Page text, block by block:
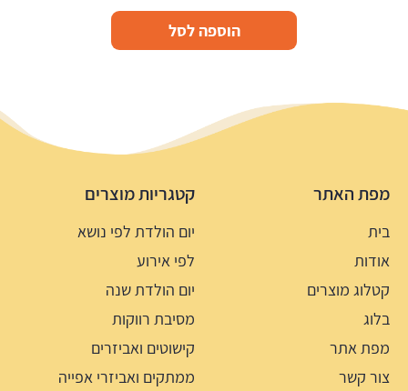
הוספה לסל
מפת האתר
בית
אודות
קטלוג מוצרים
בלוג
מפת אתר
צור קשר
קטגריות מוצרים
יום הולדת לפי נושא
לפי אירוע
יום הולדת שנה
מסיבת רווקות
קישוטים ואביזרים
ממתקים ואביזרי אפייה